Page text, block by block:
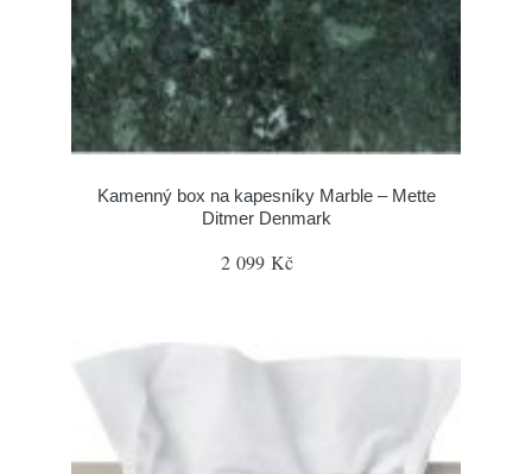
Kamenný box na kapesníky Marble – Mette
Ditmer Denmark
2 099 Kč